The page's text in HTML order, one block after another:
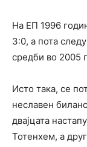
На ЕП 1996
3:0, а пота
средби во 2005
Исто така, се
неславен
двајцата
Тотенхем, а